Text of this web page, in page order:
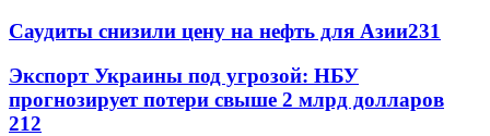
Саудиты снизили цену на нефть для Азии231
Экспорт Украины под угрозой: НБУ
прогнозирует потери свыше 2 млрд долларов
212